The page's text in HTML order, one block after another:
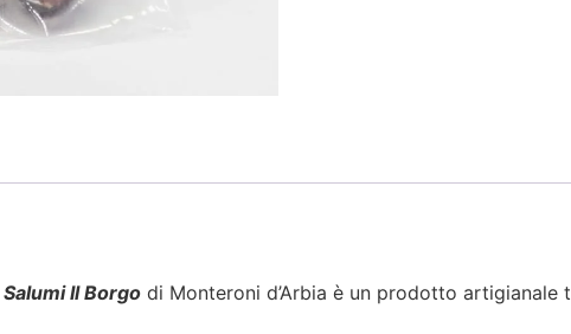
Salumi Il Borgo di Monteroni d’Arbia è un prodotto